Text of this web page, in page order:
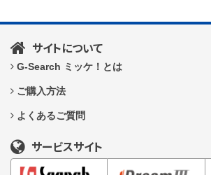
サイトについて
G-Search ミッケ！とは
ご購入方法
よくあるご質問
サービスサイト